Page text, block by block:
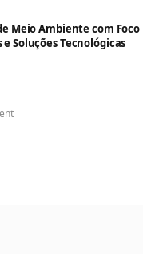
Meio Ambiente com Foco
Soluções Tecnológicas